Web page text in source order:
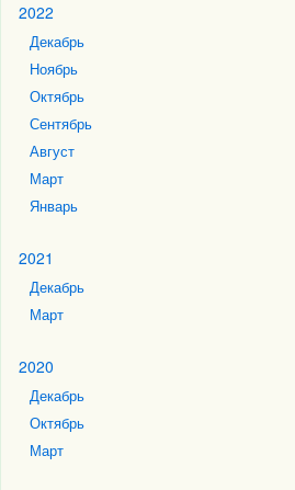
2022
Декабрь
Ноябрь
Октябрь
Сентябрь
Август
Март
Январь
2021
Декабрь
Март
2020
Декабрь
Октябрь
Март